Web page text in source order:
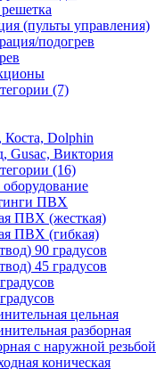
(пульты управления)
подогрев
(7)
Коста, Dolphin
Gusac, Виктория
(16)
ПВХ
ПВХ (жесткая)
ПВХ (гибкая)
90 градусов
45 градусов
цельная
разборная
с наружной резьбой
коническая